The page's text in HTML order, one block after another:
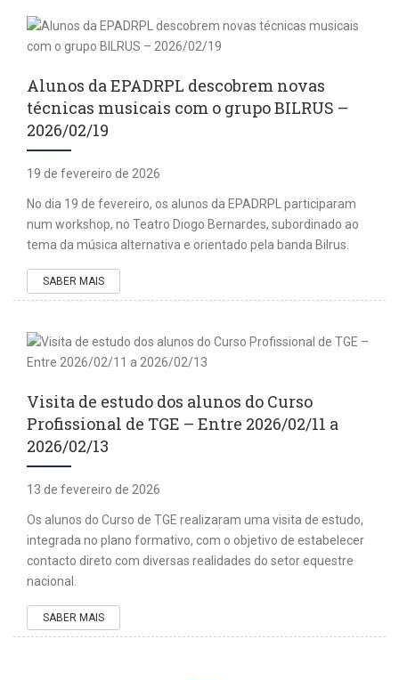
Alunos da EPADRPL descobrem novas
técnicas musicais com o grupo BILRUS –
2026/02/19
19 de fevereiro de 2026
No dia 19 de fevereiro, os alunos da EPADRPL participaram
num workshop, no Teatro Diogo Bernardes, subordinado ao
tema da música alternativa e orientado pela banda Bilrus.
SABER MAIS
Visita de estudo dos alunos do Curso
Profissional de TGE – Entre 2026/02/11 a
2026/02/13
13 de fevereiro de 2026
Os alunos do Curso de TGE realizaram uma visita de estudo,
integrada no plano formativo, com o objetivo de estabelecer
contacto direto com diversas realidades do setor equestre
nacional.
SABER MAIS